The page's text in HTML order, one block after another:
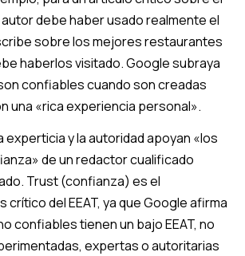
debe haber usado realmente el
sobre los mejores restaurantes
haberlos visitado. Google subraya
confiables cuando son creadas
una «rica experiencia personal».
experticia y la autoridad apoyan «los
de un redactor cualificado
Trust (confianza) es el
crítico del EEAT, ya que Google afirma
confiables tienen un bajo EEAT, no
expertas o autoritarias